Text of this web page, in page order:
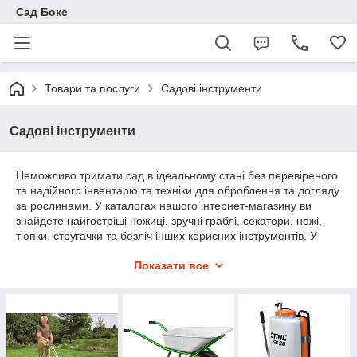
Сад Бокс
Товари та послуги Садові інструменти
Садові інструменти
Неможливо тримати сад в ідеальному стані без перевіреного
та надійного інвентарю та техніки для оброблення та догляду
за рослинами. У каталогах нашого інтернет-магазину ви
знайдете найгостріші ножиці, зручні граблі, секатори, ножі,
тюпки, стругачки та безліч інших корисних інструментів. У
Якісний інвентар для догляду за садом
Показати все